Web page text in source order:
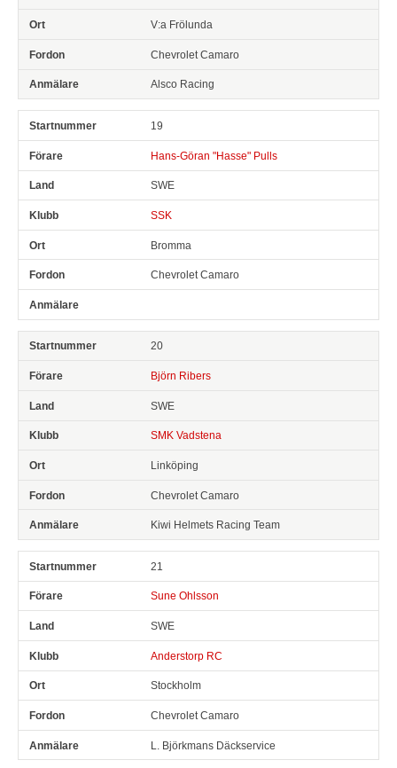
V:a Frölunda
Chevrolet Camaro
Alsco Racing
19
Hans-Göran "Hasse" Pulls
SWE
SSK
Bromma
Chevrolet Camaro
20
Björn Ribers
SWE
SMK Vadstena
Linköping
Chevrolet Camaro
Kiwi Helmets Racing Team
21
Sune Ohlsson
SWE
Anderstorp RC
Stockholm
Chevrolet Camaro
L. Björkmans Däckservice